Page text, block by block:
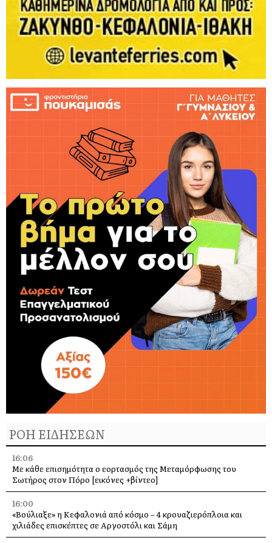
ΡΟΗ ΕΙΔΗΣΕΩΝ
16:06
Με κάθε επισημότητα ο εορτασμός της Μεταμόρφωσης του
Σωτήρος στον Πόρο [εικόνες +βίντεο]
16:00
«Βούλιαξε» η Κεφαλονιά από κόσμο – 4 κρουαζιερόπλοια και
χιλιάδες επισκέπτες σε Αργοστόλι και Σάμη